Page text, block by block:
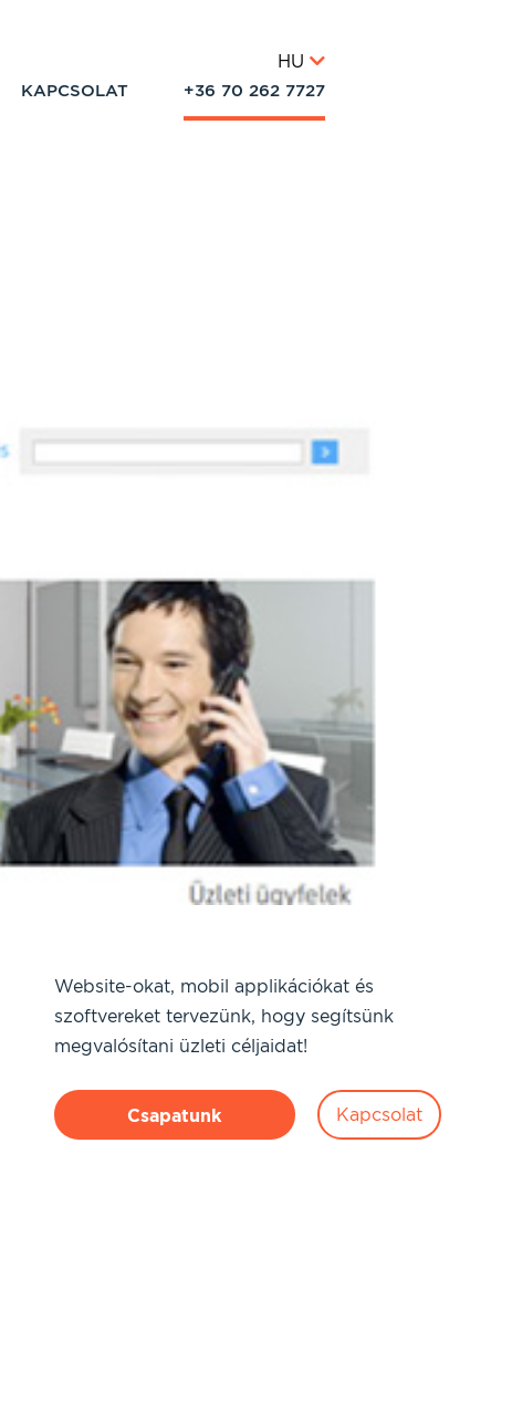
HU
KAPCSOLAT +36 70 262 7727
Website-okat, mobil applikációkat és
szoftvereket tervezünk, hogy segítsünk
megvalósítani üzleti céljaidat!
Csapatunk Kapcsolat